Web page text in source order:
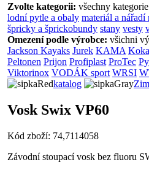
Zvolte kategorii: všechny kategorie
lodní pytle a obaly materiál a nářadí
špricky a šprickobundy stany vesty
Omezení podle výrobce: všichni
Jackson Kayaks Jurek KAMA
Peltonen Prijon Profiplast ProTec
Viktorinox VODÁK sport WRSI
katalog
Vosk Swix VP60
Kód zboží: 74,7114058
Závodní stoupací vosk bez fluoru